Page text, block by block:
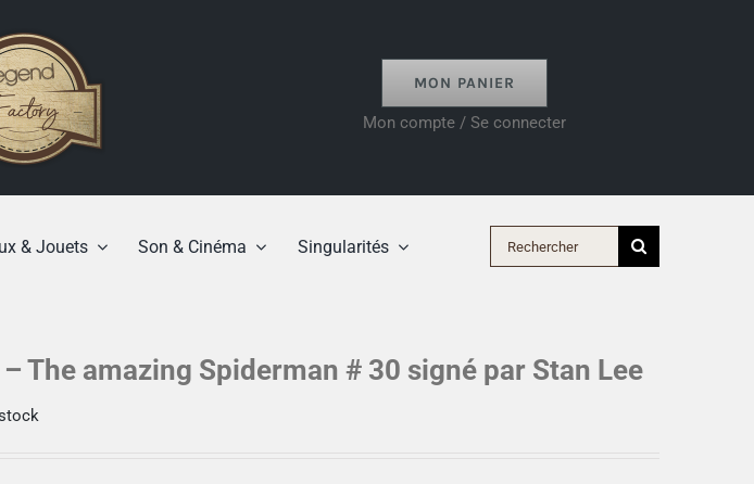
MON PANIER
Mon compte / Se connecter
& Jouets Son & Cinéma Singularités Rechercher:
The amazing Spiderman # 30 signé par Stan Lee